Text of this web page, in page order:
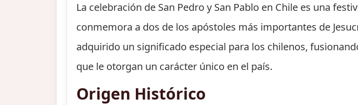
La celebración de San Pedro y San Pablo en Chile es una
conmemora a dos de los apóstoles más importantes de
adquirido un significado especial para los chilenos,
que le otorgan un carácter único en el país.
Origen Histórico